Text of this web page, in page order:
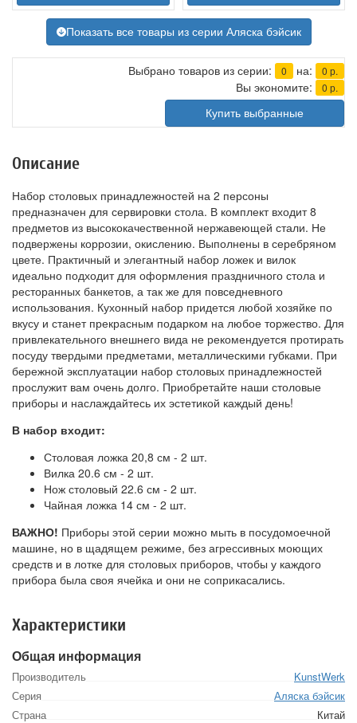
Показать все товары из серии Аляска бэйсик
Выбрано товаров из серии: 0 на: 0 р.
Вы экономите: 0 р.
Купить выбранные
Описание
Набор столовых принадлежностей на 2 персоны
предназначен для сервировки стола. В комплект входит 8
предметов из высококачественной нержавеющей стали. Не
подвержены коррозии, окислению. Выполнены в серебряном
цвете. Практичный и элегантный набор ложек и вилок
идеально подходит для оформления праздничного стола и
ресторанных банкетов, а так же для повседневного
использования. Кухонный набор придется любой хозяйке по
вкусу и станет прекрасным подарком на любое торжество. Для
привлекательного внешнего вида не рекомендуется протирать
посуду твердыми предметами, металлическими губками. При
бережной эксплуатации набор столовых принадлежностей
прослужит вам очень долго. Приобретайте наши столовые
приборы и наслаждайтесь их эстетикой каждый день!
В набор входит:
Столовая ложка 20,8 см - 2 шт.
Вилка 20.6 см - 2 шт.
Нож столовый 22.6 см - 2 шт.
Чайная ложка 14 см - 2 шт.
ВАЖНО! Приборы этой серии можно мыть в посудомоечной
машине, но в щадящем режиме, без агрессивных моющих
средств и в лотке для столовых приборов, чтобы у каждого
прибора была своя ячейка и они не соприкасались.
Характеристики
Общая информация
Производитель
KunstWerk
Серия
Аляска бэйсик
Страна
Китай